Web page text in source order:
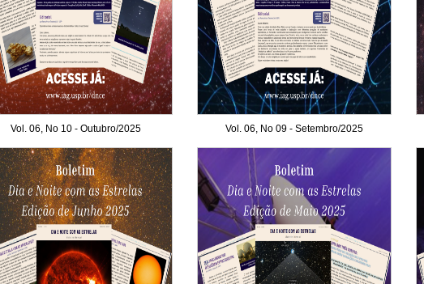
Vol. 06, No 10 - Outubro/2025 Vol. 06, No 09 - Setembro/2025